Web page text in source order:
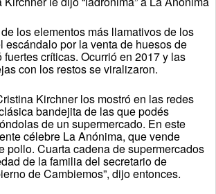
los elementos más llamativos de los
escándalo por la venta de huesos de
críticas. Ocurrió en 2017 y las
con los restos se viralizaron.
Kirchner los mostró en las redes
bandejita de las que podés
de un supermercado. En este
célebre La Anónima, que vende
pollo. Cuarta cadena de supermercados
de la familia del secretario de
de Cambiemos”, dijo entonces.